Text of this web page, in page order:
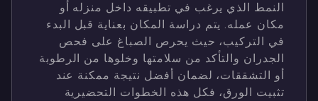
النمط الذي يرغب في تطبيقه داخل منزله أو
مكان عمله. يتم دراسة المكان بعناية قبل البدء
في التركيب، حيث يحرص الصباغ على فحص
الجدران والتأكد من سلامتها وخلوها من الرطوبة
أو التشققات، لضمان أفضل نتيجة ممكنة عند
تثبيت الورق، فكل هذه الخطوات التحضيرية